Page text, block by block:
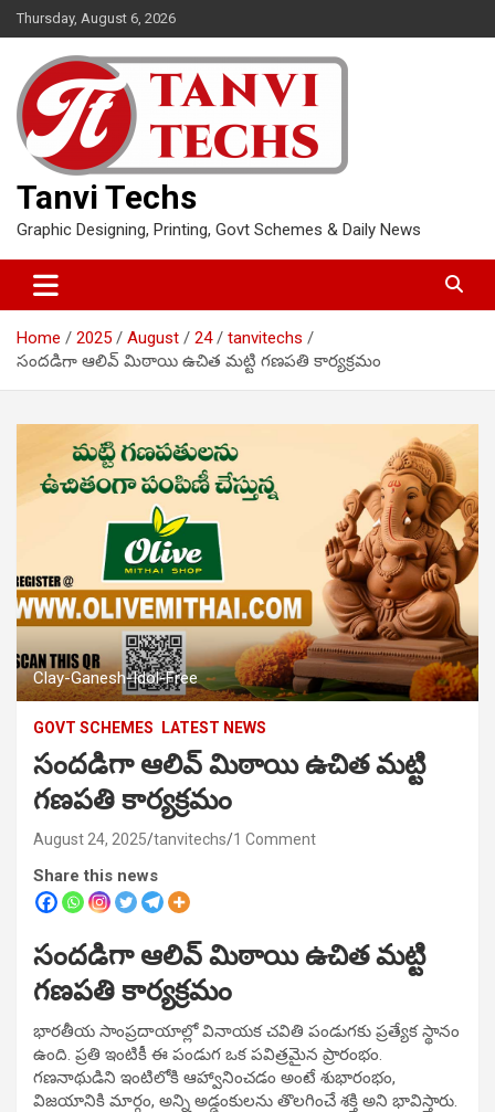
Skip
to
content
Thursday, August 6, 2026
Tanvi Techs
Graphic Designing, Printing, Govt Schemes & Daily News
Home 2025 August 24
tanvitechs
సందడిగా ఆలివ్ మిఠాయి ఉచిత మట్టి గణపతి కార్యక్రమం
Clay-Ganesh-Idol-Free
GOVT SCHEMES LATEST NEWS
సందడిగా ఆలివ్ మిఠాయి ఉచిత మట్టి
గణపతి కార్యక్రమం
August 24, 2025 tanvitechs 1 Comment
Share this news
సందడిగా ఆలివ్ మిఠాయి ఉచిత మట్టి
గణపతి కార్యక్రమం
భారతీయ సాంప్రదాయాల్లో వినాయక చవితి పండుగకు ప్రత్యేక స్థానం
ఉంది. ప్రతి ఇంటికీ ఈ పండుగ ఒక పవిత్రమైన ప్రారంభం.
గణనాథుడిని ఇంటిలోకి ఆహ్వానించడం అంటే శుభారంభం,
విజయానికి మార్గం, అన్ని అడ్డంకులను తొలగించే శక్తి అని భావిస్తారు.